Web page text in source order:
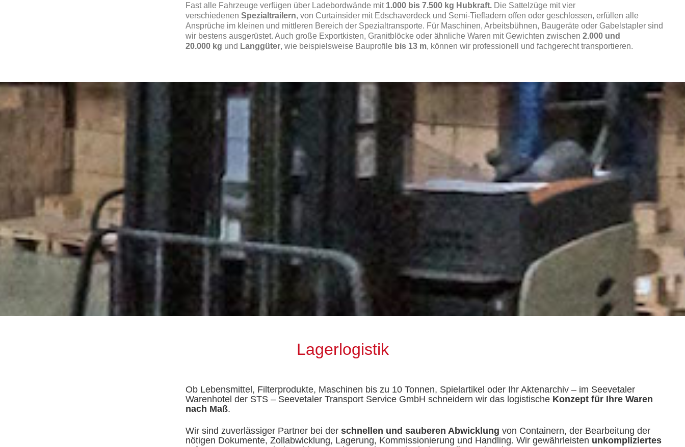
Fast alle Fahrzeuge verfügen über Ladebordwände mit 1.000 bis 7.500 kg Hubkraft. Die Sattelzüge mit vier
verschiedenen Spezialtrailern, von Curtainsider mit Edschaverdeck und Semi-Tiefladern offen oder geschlossen, erfüllen alle
Ansprüche im kleinen und mittleren Bereich der Spezialtransporte. Für Maschinen, Arbeitsbühnen, Baugeräte oder Gabelstapler sind
wir bestens ausgerüstet. Auch große Exportkisten, Granitblöcke oder ähnliche Waren mit Gewichten zwischen 2.000 und
20.000 kg und Langgüter, wie beispielsweise Bauprofile bis 13 m, können wir professionell und fachgerecht transportieren.
Lagerlogistik
Ob Lebensmittel, Filterprodukte, Maschinen bis zu 10 Tonnen, Spielartikel oder Ihr Aktenarchiv – im Seevetaler
Warenhotel der STS – Seevetaler Transport Service GmbH schneidern wir das logistische Konzept für Ihre Waren
nach Maß.
Wir sind zuverlässiger Partner bei der schnellen und sauberen Abwicklung von Containern, der Bearbeitung der
nötigen Dokumente, Zollabwicklung, Lagerung, Kommissionierung und Handling. Wir gewährleisten unkompliziertes